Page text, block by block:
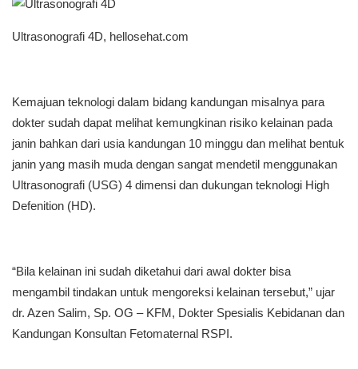
Ultrasonografi 4D, hellosehat.com
Kemajuan teknologi dalam bidang kandungan misalnya para
dokter sudah dapat melihat kemungkinan risiko kelainan pada
janin bahkan dari usia kandungan 10 minggu dan melihat bentuk
janin yang masih muda dengan sangat mendetil menggunakan
Ultrasonografi (USG) 4 dimensi dan dukungan teknologi High
Defenition (HD).
“Bila kelainan ini sudah diketahui dari awal dokter bisa
mengambil tindakan untuk mengoreksi kelainan tersebut,” ujar
dr. Azen Salim, Sp. OG – KFM, Dokter Spesialis Kebidanan dan
Kandungan Konsultan Fetomaternal RSPI.